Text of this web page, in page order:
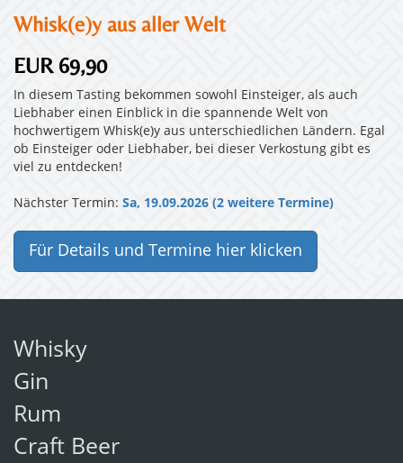
Whisk(e)y aus aller Welt
EUR 69,90
In diesem Tasting bekommen sowohl Einsteiger, als auch
Liebhaber einen Einblick in die spannende Welt von
hochwertigem Whisk(e)y aus unterschiedlichen Ländern. Egal
ob Einsteiger oder Liebhaber, bei dieser Verkostung gibt es
viel zu entdecken!
Nächster Termin: Sa, 19.09.2026 (2 weitere Termine)
Für Details und Termine hier klicken
Whisky
Gin
Rum
Craft Beer